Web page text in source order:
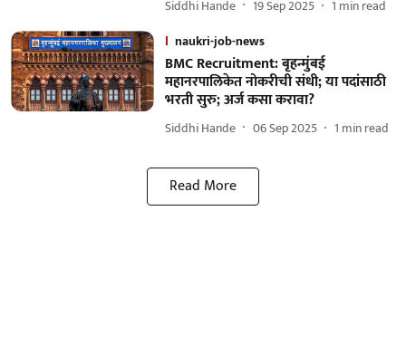
Siddhi Hande 19 Sep 2025 1 min read
naukri-job-news
BMC Recruitment: बृहन्मुंबई
महानरपालिकेत नोकरीची संधी; या पदांसाठी
भरती सुरु; अर्ज कसा करावा?
Siddhi Hande 06 Sep 2025 1 min read
Read More